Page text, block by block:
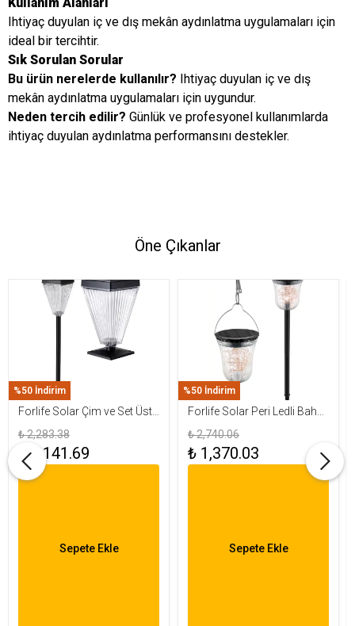
Ihtiyaç duyulan iç ve dış mekân aydınlatma uygulamaları için
ideal bir tercihtir.
Sık Sorulan Sorular
Bu ürün nerelerde kullanılır? Ihtiyaç duyulan iç ve dış
mekân aydınlatma uygulamaları için uygundur.
Neden tercih edilir? Günlük ve profesyonel kullanımlarda
ihtiyaç duyulan aydınlatma performansını destekler.
Öne Çıkanlar
%50 İndirim
Forlife Solar Çim ve Set Üstü
Armatür 15W FL-3283
₺ 2,283.38
₺ 1,141.69
Sepete Ekle
%50 İndirim
Forlife Solar Peri Ledli Bahçe
Aydınlatma Armatürü FL-
3284
₺ 2,740.06
₺ 1,370.03
Sepete Ekle